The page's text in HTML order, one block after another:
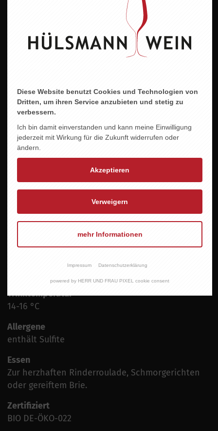
Qualitätsstufe
Deutscher Qualitätswein
Boden
Löss und Kies
Jahrgang
2023
Frische Sauerkirschen In der Nase. Im Hintergrund
schwarze Teeblätter. Durch seine kühle Art tritt
der Wein am Gaumen belebend und jung auf und
präsentiert auch hier eine intensive Kirschfrucht.
von zartem Tannin und einem langen Finish.
Trinktemperatur
14-16 °C
Allergene
enthält Sulfite
Essen
Zur herzhaften Rinderroulade, Schmorgerichten
oder gereiftem Brie.
Zertifiziert
BIO DE-ÖKO-022
Diese Website benutzt Cookies und Technologien von
Dritten, um ihren Service anzubieten und stetig zu
verbessern.
Ich bin damit einverstanden und kann meine Einwilligung
jederzeit mit Wirkung für die Zukunft widerrufen oder
ändern.
Akzeptieren
Verweigern
mehr Informationen
Impressum Datenschutzerklärung
powered by HERR UND FRAU PIXEL cookie consent